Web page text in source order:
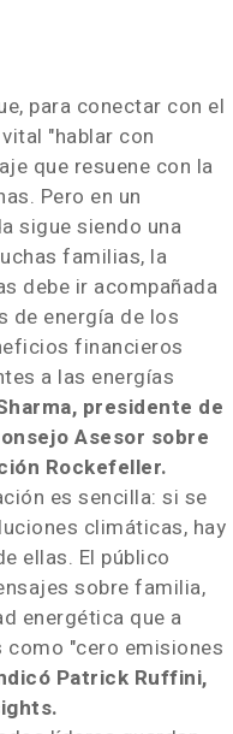
para conectar con el
"hablar con
que resuene con la
Pero en un
sigue siendo una
familias, la
debe ir acompañada
de energía de los
financieros
a las energías
presidente de
Asesor sobre
Rockefeller.
es sencilla: si se
climáticas, hay
ellas. El público
sobre familia,
energética que a
"cero emisiones
Patrick Ruffini,